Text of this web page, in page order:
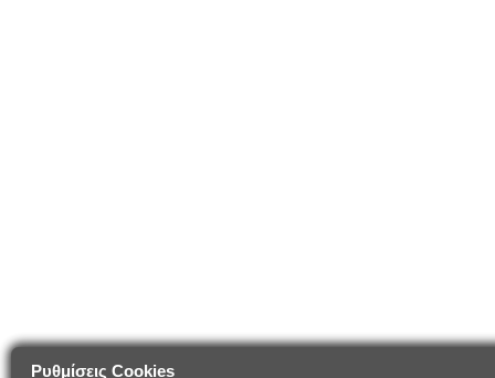
Ρυθμίσεις Cookies